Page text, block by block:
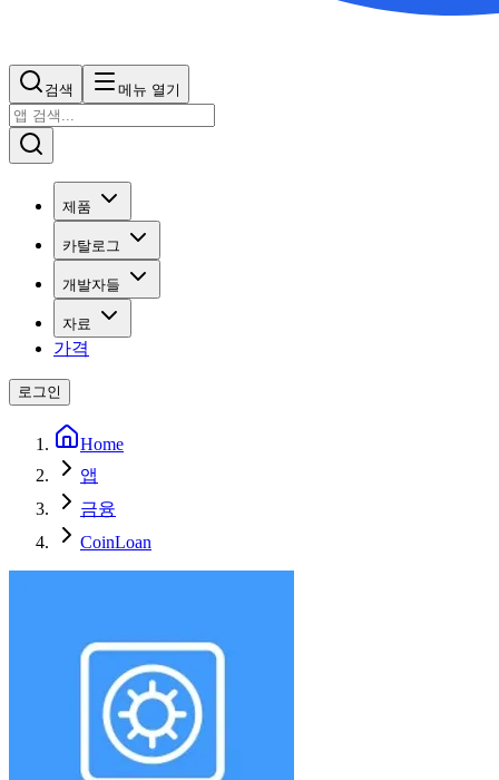
검색 메뉴 열기
제품
카탈로그
개발자들
자료
가격
로그인
Home
앱
금융
CoinLoan